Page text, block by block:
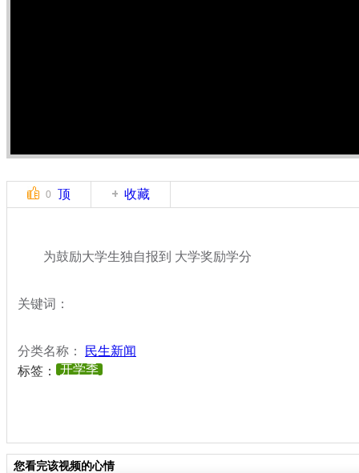
0 顶 收藏
为鼓励大学生独自报到 大学奖励学分
关键词：
分类名称：
民生新闻
标签：
开学季
您看完该视频的心情